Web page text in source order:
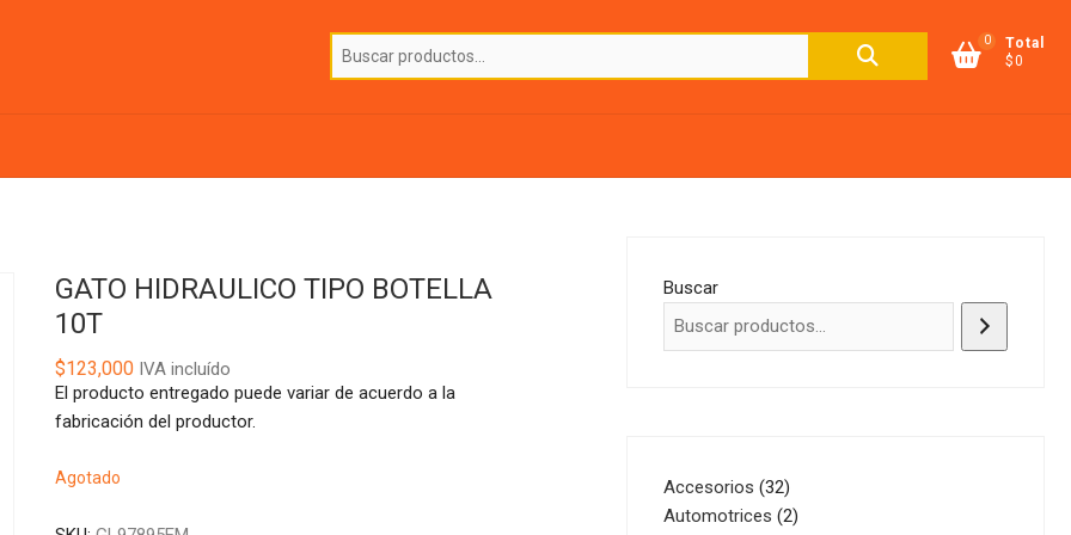
Buscar
0
Total
$0
GATO HIDRAULICO TIPO BOTELLA
10T
$123,000 IVA incluído
El producto entregado puede variar de acuerdo a la
fabricación del productor.
Agotado
Buscar
Accesorios 3232
productos
Automotrices 22